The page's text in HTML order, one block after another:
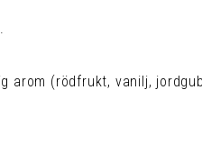
arom (rödfrukt, vanilj,